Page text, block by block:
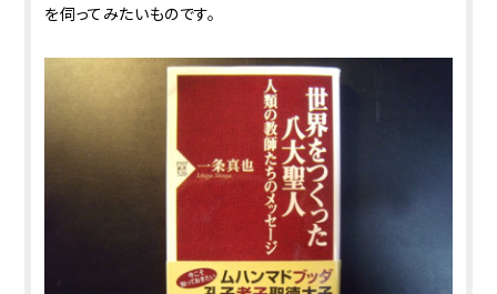
を伺ってみたいものです。